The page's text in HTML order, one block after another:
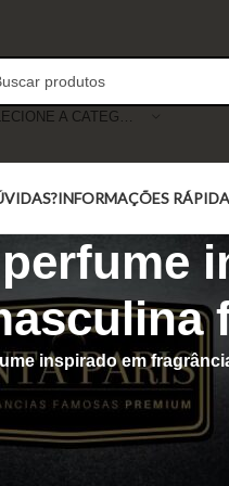
SELECIONE A CATEGORIA
INFORMAÇÕES
inspirado em